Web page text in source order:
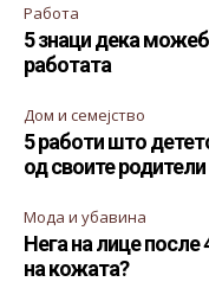
Работа
5 знаци дека
работата
Дом и семејство
5 работи што
од своите родители
Мода и убавина
Нега на лице после
на кожата?